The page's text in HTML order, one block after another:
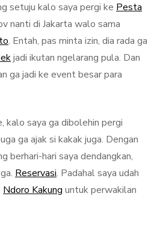
setuju kalo saya pergi ke Pesta
nanti di Jakarta walo sama
. Entah, pas minta izin, dia rada ga
jadi ikutan ngelarang pula. Dan
ga jadi ke event besar para
kalo saya ga dibolehin pergi
ga ajak si kakak juga. Dengan
berhari-hari saya dendangkan,
Reservasi. Padahal saya udah
Ndoro Kakung untuk perwakilan